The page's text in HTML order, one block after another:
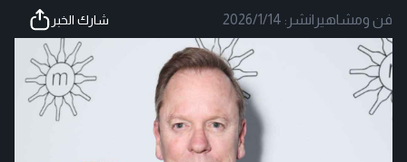
فن ومشاهير |نشر: 2026/1/14 شارك الخبر